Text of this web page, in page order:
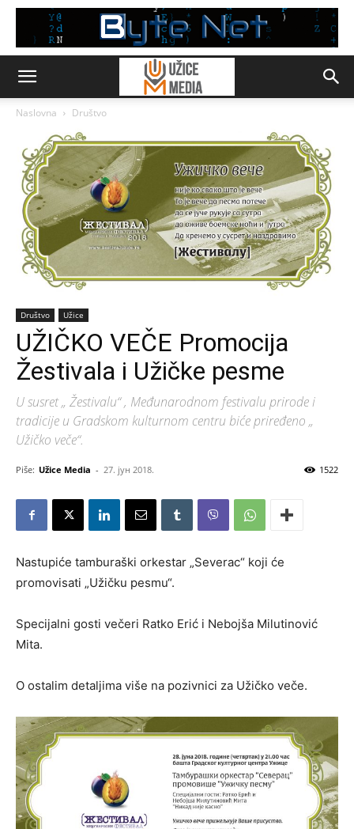
Naslovna Društvo
Društvo Užice
UŽIČKO VEČE Promocija
Žestivala i Užičke pesme
U susret „ Žestivalu“ , Međunarodnom festivalu prirode i
tradicije u Gradskom kulturnom centru biće priređeno „
Užičko veče“.
Piše: Užice Media - 27. јун 2018. 1522
Nastupiće tamburaški orkestar „Severac“ koji će
promovisati „Užičku pesmu“.
Specijalni gosti večeri Ratko Erić i Nebojša Milutinović
Mita.
O ostalim detaljima više na pozivnici za Užičko veče.